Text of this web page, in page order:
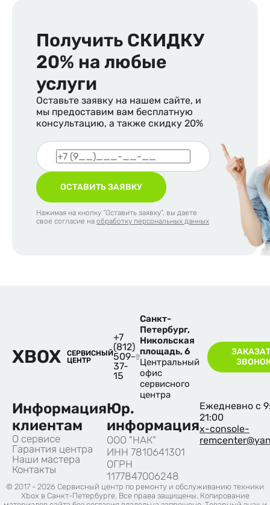
Получить СКИДКУ
20% на любые
услуги
Оставьте заявку на нашем сайте, и
мы предоставим вам бесплатную
консультацию, а также скидку 20%
ОСТАВИТЬ ЗАЯВКУ
Нажимая на кнопку “Оставить заявку”, вы даете
свое согласие на обработку персональных данных
XBOX
СЕРВИСНЫЙ
ЦЕНТР
+7
(812)
509-
37-
15
Санкт-
Петербург,
Никольская
площадь, 6
Центральный
офис
сервисного
центра
Информация
клиентам
О сервисе
Гарантия центра
Наши мастера
Контакты
Юр.
информация
ООО "НАК"
ИНН 7810641301
ОГРН
1177847006248
Ежедневно с
21:00
x-console-
© 2017 - 2026 Сервисный центр по ремонту и обслуживанию техники
Xbox в Санкт-Петербурге. Все права защищены. Копирование